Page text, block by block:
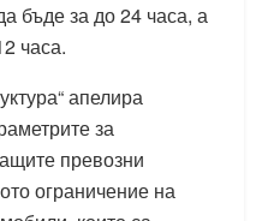
бъде за до 24 часа, а
часа.
апелира
за
превозни
ограничение на